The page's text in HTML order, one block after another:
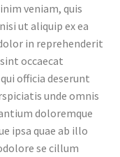
veniam, quis
ut aliquip ex ea
in reprehenderit
occaecat
officia deserunt
unde omnis
doloremque
ipsa quae ab illo
se cillum